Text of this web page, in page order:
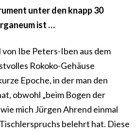
unter den knapp 30
ist …
Ibe Peters-Iben aus dem
Rokoko-Gehäuse
Epoche, in der man den
obwohl „beim Bogen der
mich Jürgen Ahrend einmal
belehrt hat. Diese